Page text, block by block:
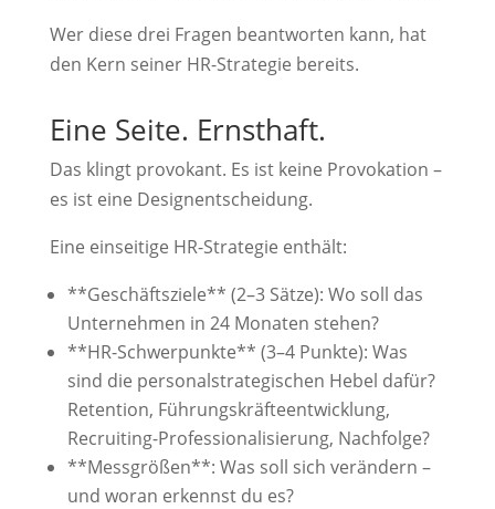
Wer diese drei Fragen beantworten kann, hat
den Kern seiner HR-Strategie bereits.
Eine Seite. Ernsthaft.
Das klingt provokant. Es ist keine Provokation –
es ist eine Designentscheidung.
Eine einseitige HR-Strategie enthält:
**Geschäftsziele** (2–3 Sätze): Wo soll das
Unternehmen in 24 Monaten stehen?
**HR-Schwerpunkte** (3–4 Punkte): Was
sind die personalstrategischen Hebel dafür?
Retention, Führungskräfteentwicklung,
Recruiting-Professionalisierung, Nachfolge?
**Messgrößen**: Was soll sich verändern –
und woran erkennst du es?